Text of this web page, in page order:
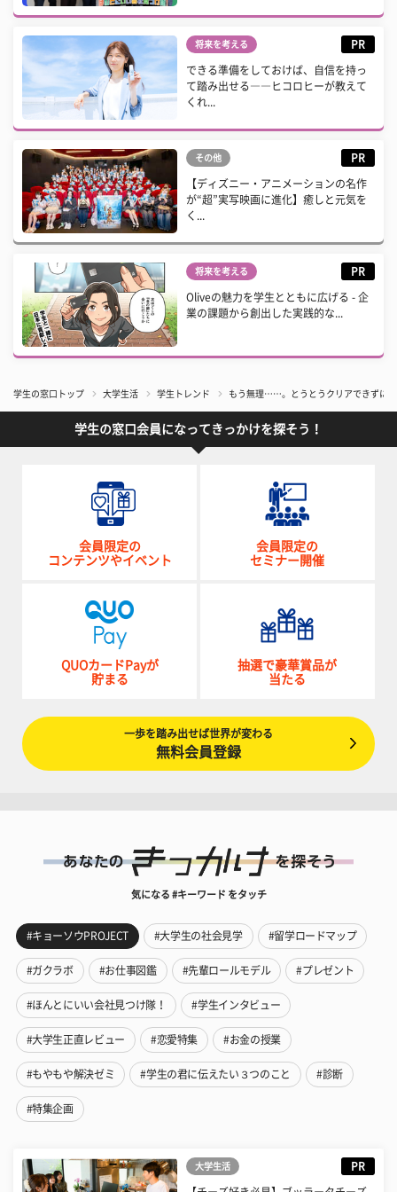
将来を考える PR
できる準備をしておけば、自信を持っ
て踏み出せる――ヒコロヒーが教えて
くれ...
その他 PR
【ディズニー・アニメーションの名作
が“超”実写映画に進化】癒しと元気を
く...
将来を考える PR
Oliveの魅力を学生とともに広げる - 企
業の課題から創出した実践的な...
学生の窓口トップ 大学生活 学生トレンド もう無理……。とうとうクリアできずに
学生の窓口会員になってきっかけを探そう！
会員限定の
コンテンツやイベント
会員限定の
セミナー開催
QUOカードPayが
貯まる
抽選で豪華賞品が
当たる
一歩を踏み出せば世界が変わる
無料会員登録
気になる #キーワード をタッチ
#キョーソウPROJECT #大学生の社会見学 #留学ロードマップ
#ガクラボ #お仕事図鑑 #先輩ロールモデル #プレゼント
#ほんとにいい会社見つけ隊！ #学生インタビュー
#大学生正直レビュー #恋愛特集 #お金の授業
#もやもや解決ゼミ #学生の君に伝えたい３つのこと #診断
#特集企画
大学生活 PR